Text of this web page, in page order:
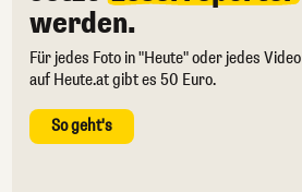
werden.
Für jedes Foto in "Heute" oder jedes Video
auf Heute.at gibt es 50 Euro.
So geht's